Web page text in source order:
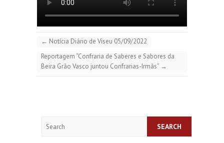
← Notícia Diário de Viseu 05/09/2022
Reportagem “Confraria de Saberes e Sabores da
Beira Grão Vasco juntou Confrarias-Irmãs” →